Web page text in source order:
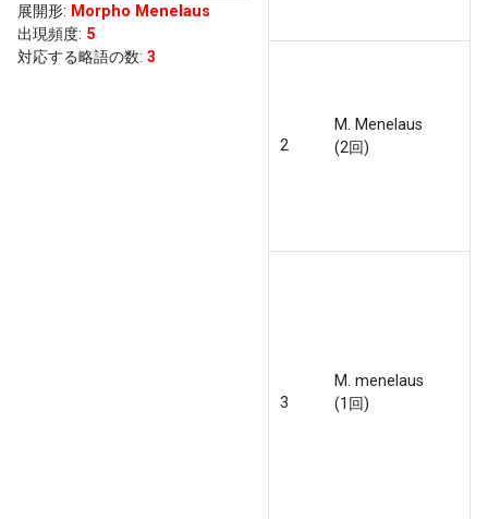
展開形: Morpho Menelaus
出現頻度: 5
対応する略語の数: 3
2
M. Menelaus
(2回)
3
M. menelaus
(1回)